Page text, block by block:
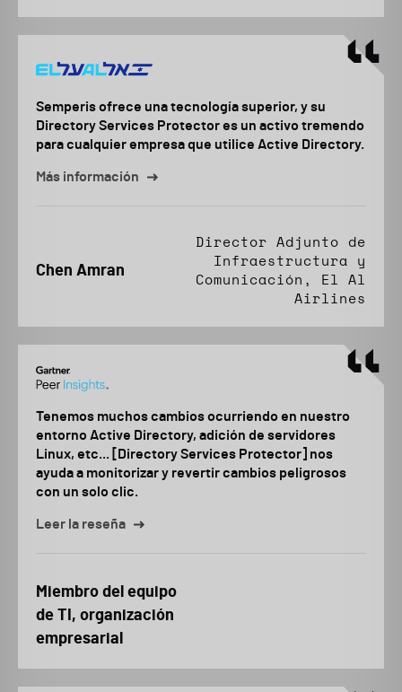
Semperis ofrece una tecnología superior, y su
Directory Services Protector es un activo tremendo
para cualquier empresa que utilice Active Directory.
Más información
Chen Amran
Director Adjunto de
Infraestructura y
Comunicación, El Al
Airlines
Tenemos muchos cambios ocurriendo en nuestro
entorno Active Directory, adición de servidores
Linux, etc... [Directory Services Protector] nos
ayuda a monitorizar y revertir cambios peligrosos
con un solo clic.
Leer la reseña
Miembro del equipo
de TI, organización
empresarial